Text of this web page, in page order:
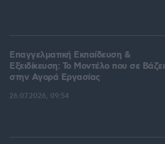
Επαγγελματική Εκπαίδευση &
Εξειδίκευση: Το Mοντέλο που σε Bάζει
στην Aγορά Eργασίας
26.07.2026, 09:54